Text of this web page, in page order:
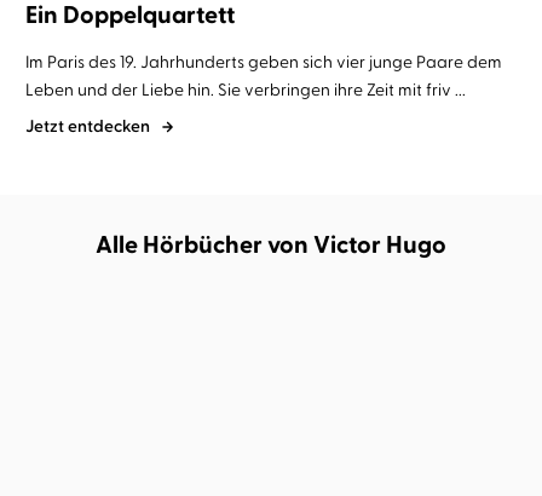
Ein Doppelquartett
Im Paris des 19. Jahrhunderts geben sich vier junge Paare dem
Leben und der Liebe hin. Sie verbringen ihre Zeit mit friv ...
Jetzt entdecken
Alle Hörbücher von Victor Hugo